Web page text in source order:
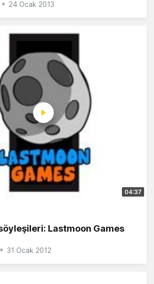
24 Ocak 2013
Lastmoon Games
04:37
31 Ocak 2012